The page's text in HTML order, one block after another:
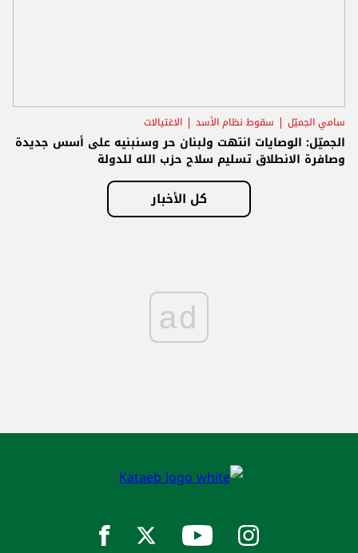
سامي الجميّل سقوط نظام الأسد الاغتيالات
الجميّل: الوصايات انتهت ولبنان حر وسنبنيه على أسس جديدة
وصافرة الانطلاق تسليم سلاح حزب الله للدولة
كل الأخبار
ad